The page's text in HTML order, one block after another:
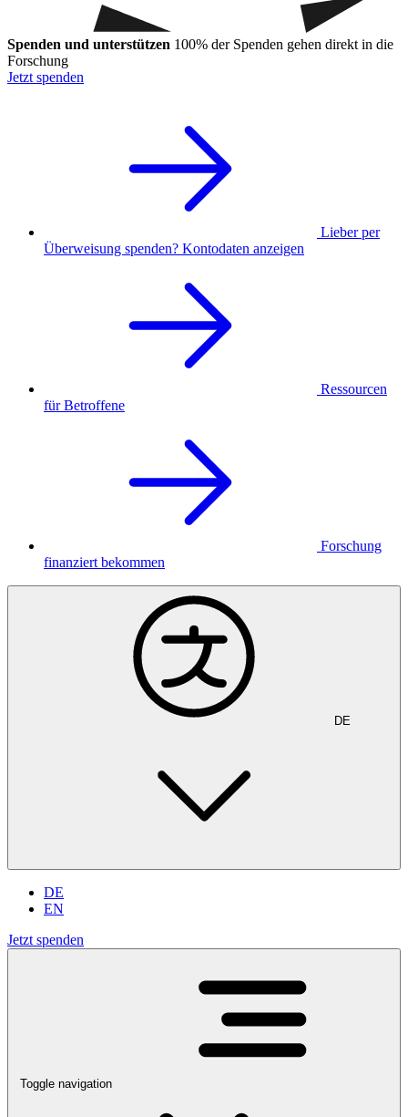
Spenden und unterstützen 100% der Spenden gehen direkt in die
Forschung
Jetzt spenden
Lieber per
Überweisung spenden? Kontodaten anzeigen
Ressourcen
für Betroffene
Forschung
finanziert bekommen
DE
DE
EN
Jetzt spenden
Toggle navigation